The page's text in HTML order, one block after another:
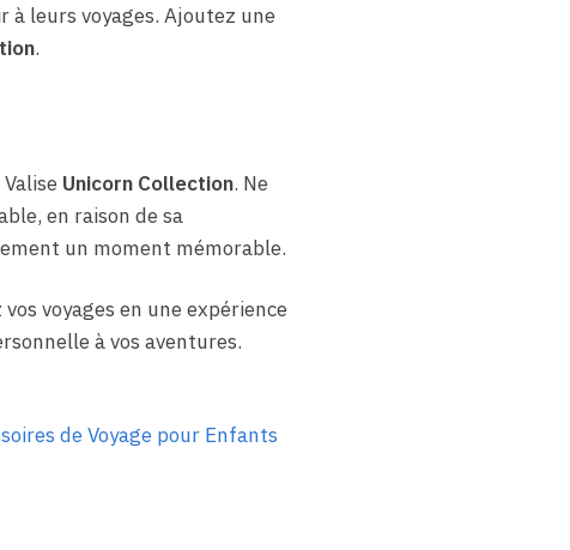
leurs voyages. Ajoutez une
.
Unicorn Collection. Ne
en raison de sa
un moment mémorable.
voyages en une expérience
à vos aventures.
de Voyage pour Enfants